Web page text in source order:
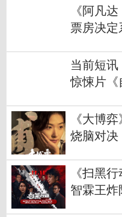
《阿凡
票房决定
当前短
惊悚片《
《大博
烧脑对决
《扫黑
智霖王炸